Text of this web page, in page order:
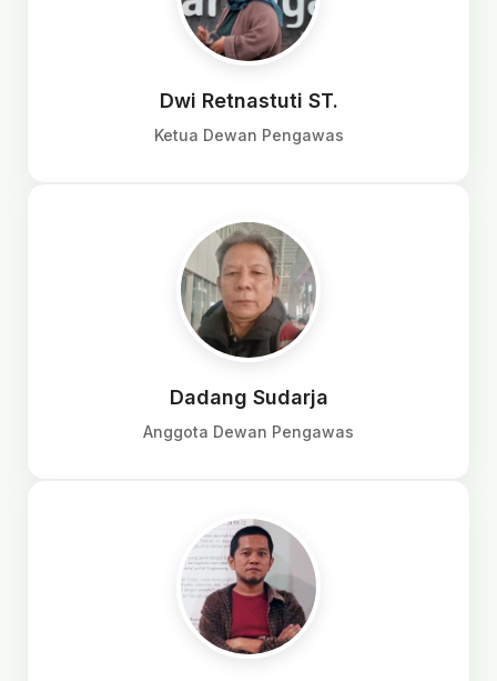
Dwi Retnastuti ST.
Ketua Dewan Pengawas
Dadang Sudarja
Anggota Dewan Pengawas